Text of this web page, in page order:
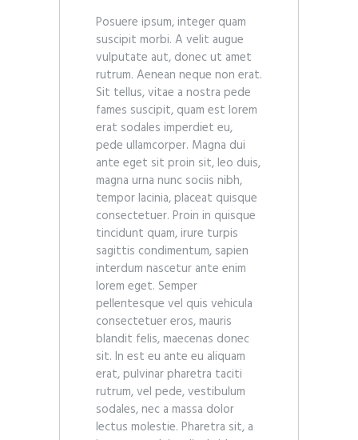
Posuere ipsum, integer quam
suscipit morbi. A velit augue
vulputate aut, donec ut amet
rutrum. Aenean neque non erat.
Sit tellus, vitae a nostra pede
fames suscipit, quam est lorem
erat sodales imperdiet eu,
pede ullamcorper. Magna dui
ante eget sit proin sit, leo duis,
magna urna nunc sociis nibh,
tempor lacinia, placeat quisque
consectetuer. Proin in quisque
tincidunt quam, irure turpis
sagittis condimentum, sapien
interdum nascetur ante enim
lorem eget. Semper
pellentesque vel quis vehicula
consectetuer eros, mauris
blandit felis, maecenas donec
sit. In est eu ante eu aliquam
erat, pulvinar pharetra taciti
rutrum, vel pede, vestibulum
sodales, nec a massa dolor
lectus molestie. Pharetra sit, a